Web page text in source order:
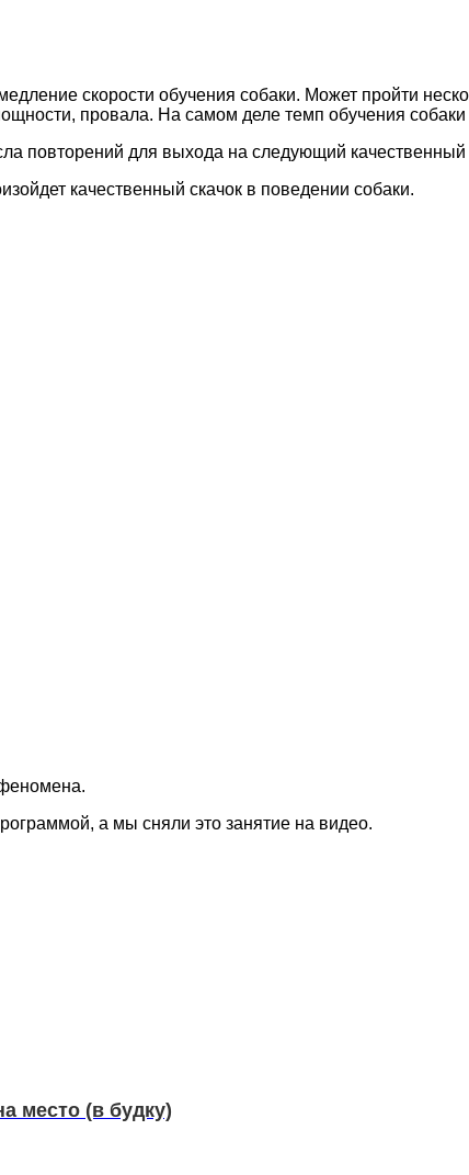
скорости обучения собаки. Может пройти
провала. На самом деле темп обучения
повторений для выхода на следующий качественный
качественный скачок в поведении собаки.
а мы сняли это занятие на видео.
место (в будку)